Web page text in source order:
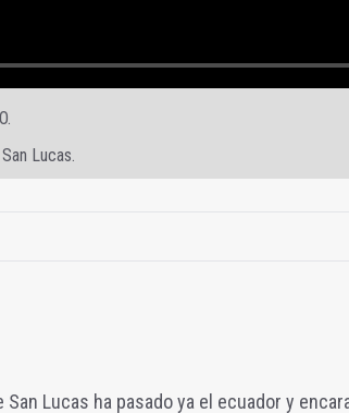
Lucas.
San Lucas ha pasado ya el ecuador y